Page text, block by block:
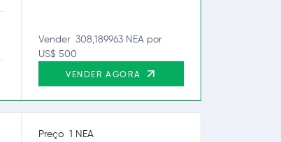
Vender 308,189963 NEA por
US$ 500
VENDER AGORA
Preço 1 NEA